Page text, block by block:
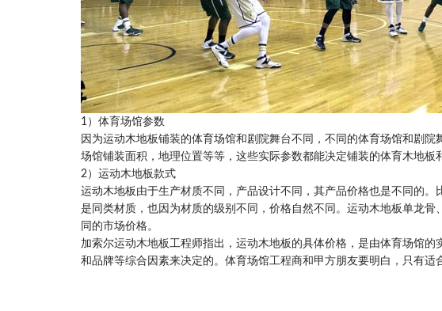
1）体育场馆参数
因为运动木地板铺装的体育场馆和剧院舞台不同，不同的体育场馆和剧
场馆铺装面积，地理位置等等，这些实际参数都能决定铺装的体育木地板
2）运动木地板款式
运动木地板由于生产材质不同，产品设计不同，其产品价格也是不同的
是同类材质，也因为材质的级别不同，价格自然不同。运动木地板单龙
同的市场价格。
加索尔运动木地板工程师指出，运动木地板的具体价格，是由体育场馆
和品牌等综合因素来决定的。体育场馆工程商和甲方朋友要明白，只有适